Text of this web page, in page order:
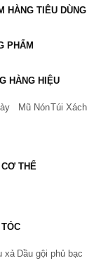
ở đâu?
mại điện tử
đặt hàng qua
số 282 Nguyễn
HÀNG TIÊU DÙNG
PHẨM
HÀNG HIỆU
Mũ NónTúi Xách
THỂ
xả Dầu gội phủ bạc